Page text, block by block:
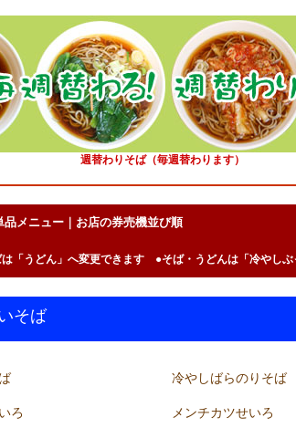
週替わりそば（毎週替わります）
メニュー｜ お店の券売機並び順
は「うどん」へ変更できます ●そば・うどんは「冷やしぶ
そば
冷やしばらのりそば
ろ メンチカツせいろ